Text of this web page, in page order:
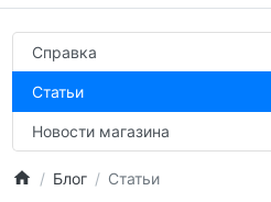
Справка
Статьи
Новости магазина
Блог Статьи